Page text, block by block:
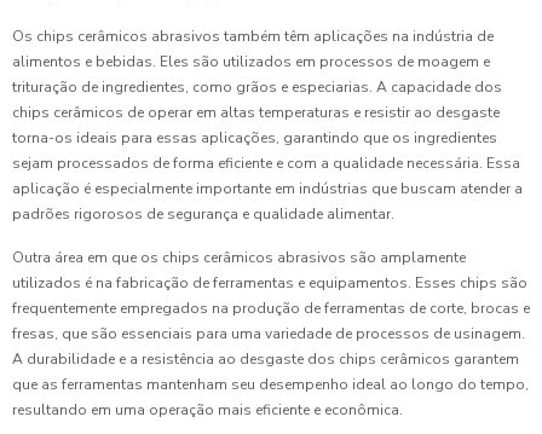
Os chips cerâmicos abrasivos também têm aplicações na indústria de
alimentos e bebidas. Eles são utilizados em processos de moagem e
trituração de ingredientes, como grãos e especiarias. A capacidade dos
chips cerâmicos de operar em altas temperaturas e resistir ao desgaste
torna-os ideais para essas aplicações, garantindo que os ingredientes
sejam processados de forma eficiente e com a qualidade necessária. Essa
aplicação é especialmente importante em indústrias que buscam atender a
padrões rigorosos de segurança e qualidade alimentar.
Outra área em que os chips cerâmicos abrasivos são amplamente
utilizados é na fabricação de ferramentas e equipamentos. Esses chips são
frequentemente empregados na produção de ferramentas de corte, brocas e
fresas, que são essenciais para uma variedade de processos de usinagem.
A durabilidade e a resistência ao desgaste dos chips cerâmicos garantem
que as ferramentas mantenham seu desempenho ideal ao longo do tempo,
resultando em uma operação mais eficiente e econômica.